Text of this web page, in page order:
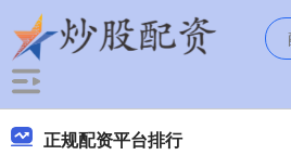
正规配资平台排行